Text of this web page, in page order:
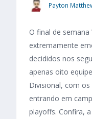
Payton
O final de semana
extremamente
decididos nos
apenas oito
Divisional, com
entrando em
playoffs. Confira,